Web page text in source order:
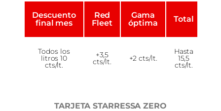
Descuento
final mes
Red
Fleet
Gama
óptima
Total
Todos los
litros 10
cts/lt.
+3,5
cts/lt. +2 cts/lt.
Hasta
15,5
cts/lt.
TARJETA STARRESSA ZERO